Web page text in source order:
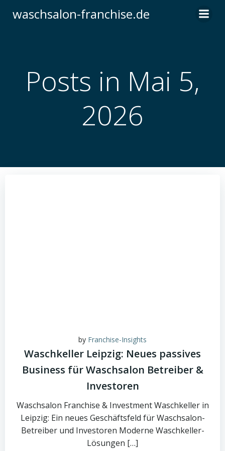
Inhalt
waschsalon-franchise.de
Posts in Mai 5,
2026
by Franchise-Insights
Waschkeller Leipzig: Neues passives
Business für Waschsalon Betreiber &
Investoren
Waschsalon Franchise & Investment Waschkeller in
Leipzig: Ein neues Geschäftsfeld für Waschsalon-
Betreiber und Investoren Moderne Waschkeller-
Lösungen […]